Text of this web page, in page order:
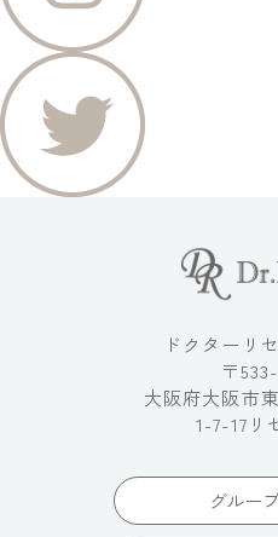
ドクターリ
〒
大阪府大阪市
1-7-17リ
グルー